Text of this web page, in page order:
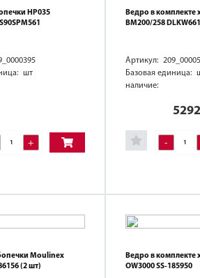
HP035
шт
+
Ведро в комплекте
BM200/258
Артикул:
Базовая единица:
наличие:
5292
-
Moulinex
(2 шт)
Ведро в комплекте
OW3000 SS-185950